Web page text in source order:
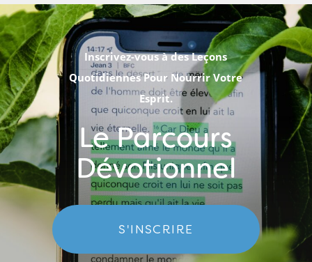
Inscrivez-vous à des Leçons
Quotidiennes Pour Nourrir Votre
Esprit.
Le Parcours
Dévotionnel
S'INSCRIRE